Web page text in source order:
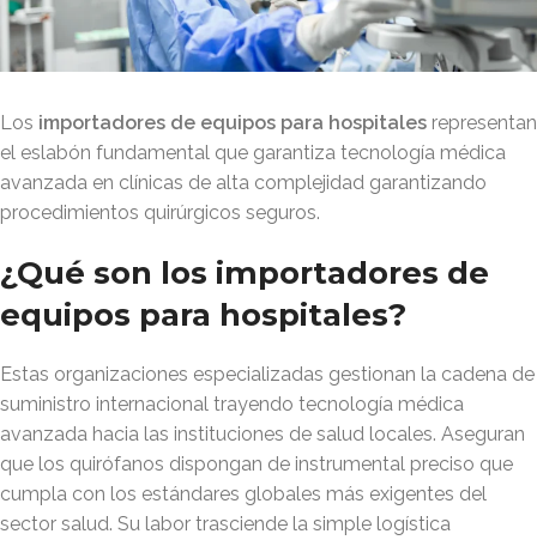
Los importadores de equipos para hospitales representan
el eslabón fundamental que garantiza tecnología médica
avanzada en clínicas de alta complejidad garantizando
procedimientos quirúrgicos seguros.
¿Qué son los importadores de
equipos para hospitales?
Estas organizaciones especializadas gestionan la cadena de
suministro internacional trayendo tecnología médica
avanzada hacia las instituciones de salud locales. Aseguran
que los quirófanos dispongan de instrumental preciso que
cumpla con los estándares globales más exigentes del
sector salud. Su labor trasciende la simple logística